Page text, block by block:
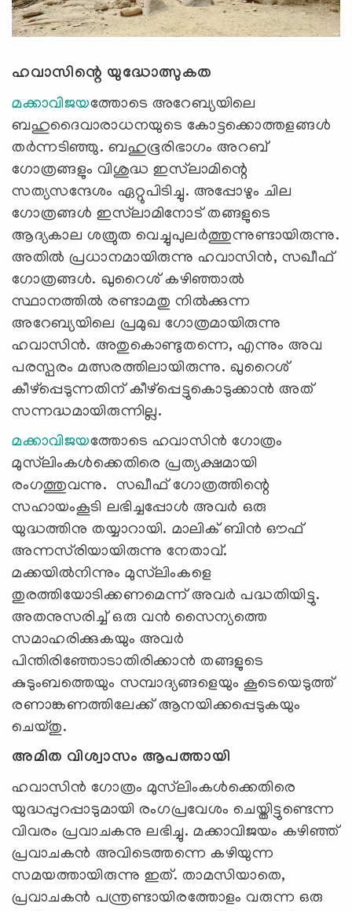
ഹവാസിന്റെ യുദ്ധോത്സുകത
മക്കാവിജയത്തോടെ അറേബ്യയിലെ
ബഹുദൈവാരാധനയുടെ കോട്ടക്കൊത്തളങ്ങള്‍
തര്‍ന്നടിഞ്ഞു. ബഹുഭൂരിഭാഗം അറബ്
ഗോത്രങ്ങളും വിശുദ്ധ ഇസ്‌ലാമിന്റെ
സത്യസന്ദേശം ഏറ്റുപിടിച്ചു. അപ്പോഴും ചില
ഗോത്രങ്ങള്‍ ഇസ്‌ലാമിനോട് തങ്ങളുടെ
ആദ്യകാല ശത്രുത വെച്ചുപുലര്‍ത്തുന്നുണ്ടായിരുന്നു.
അതില്‍ പ്രധാനമായിരുന്നു ഹവാസിന്‍, സഖീഫ്
ഗോത്രങ്ങള്‍. ഖുറൈശ് കഴിഞ്ഞാല്‍
സ്ഥാനത്തില്‍ രണ്ടാമതു നില്‍ക്കുന്ന
അറേബ്യയിലെ പ്രമുഖ ഗോത്രമായിരുന്നു
ഹവാസിന്‍. അതുകൊണ്ടുതന്നെ, എന്നും അവ
പരസ്പരം മത്സരത്തിലായിരുന്നു. ഖുറൈശ്
കീഴ്‌പ്പെടുന്നതിന് കീഴ്‌പ്പെട്ടുകൊടുക്കാന്‍ അത്
സന്നദ്ധമായിരുന്നില്ല.
മക്കാവിജയത്തോടെ ഹവാസിന്‍ ഗോത്രം
മുസ്‌ലിംകള്‍ക്കെതിരെ പ്രത്യക്ഷമായി
രംഗത്തുവന്നു. സഖീഫ് ഗോത്രത്തിന്റെ
സഹായംകൂടി ലഭിച്ചപ്പോള്‍ അവര്‍ ഒരു
യുദ്ധത്തിനു തയ്യാറായി. മാലിക് ബിന്‍ ഔഫ്
അന്നസ്‌രിയായിരുന്നു നേതാവ്.
മക്കയില്‍നിന്നും മുസ്‌ലിംകളെ
തുരത്തിയോടിക്കണമെന്ന് അവര്‍ പദ്ധതിയിട്ടു.
അതനുസരിച്ച് ഒരു വന്‍ സൈന്യത്തെ
സമാഹരിക്കുകയും അവര്‍
പിന്തിരിഞ്ഞോടാതിരിക്കാന്‍ തങ്ങളുടെ
കുടുംബത്തെയും സമ്പാദ്യങ്ങളെയും കൂടെയെടുത്ത്
രണാങ്കണത്തിലേക്ക് ആനയിക്കപ്പെടുകയും
ചെയ്തു.
അമിത വിശ്വാസം ആപത്തായി
ഹവാസിന്‍ ഗോത്രം മുസ്‌ലിംകള്‍ക്കെതിരെ
യുദ്ധപ്പുറപ്പാടുമായി രംഗപ്രവേശം ചെയ്തിട്ടുണ്ടെന്ന
വിവരം പ്രവാചകനു ലഭിച്ചു. മക്കാവിജയം കഴിഞ്ഞ്
പ്രവാചകന്‍ അവിടെത്തന്നെ കഴിയുന്ന
സമയത്തായിരുന്നു ഇത്. താമസിയാതെ,
പ്രവാചകന്‍ പന്ത്രണ്ടായിരത്തോളം വരുന്ന ഒരു